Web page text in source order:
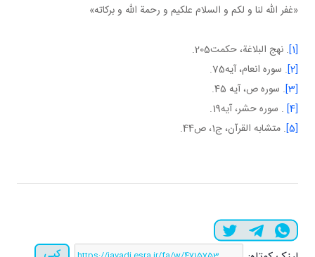
«غفر الله لنا و لکم و السلام علکيم و رحمة الله و برکاته»
[1] . نهج البلاغة، حکمت205.
[2] . سوره انعام، آيه75.
[3]
. سوره ص، آيه 45.
[4]
. سوره حشر، آيه19.
[5] . متشابه القرآن، ج‏1، ص44.